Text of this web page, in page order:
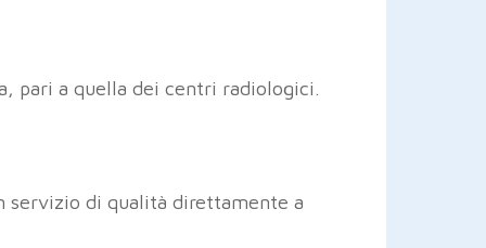
pari a quella dei centri radiologici.
di qualità direttamente a